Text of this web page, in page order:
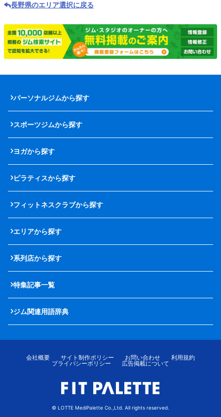
長野県のエリア選択に戻る
パーソナルジムから探す
スポーツジムから探す
ヨガから探す
ピラティスから探す
フィットネスクラブから探す
エリアから探す
系列店から探す
特集記事一覧
ジム関連用語辞典
会社概要 サイト制作ポリシー お問い合わせ
利用規約
プライバシーポリシー
広告掲載について
© LOTTE MediPalette Co.,Ltd. All rights reserved.